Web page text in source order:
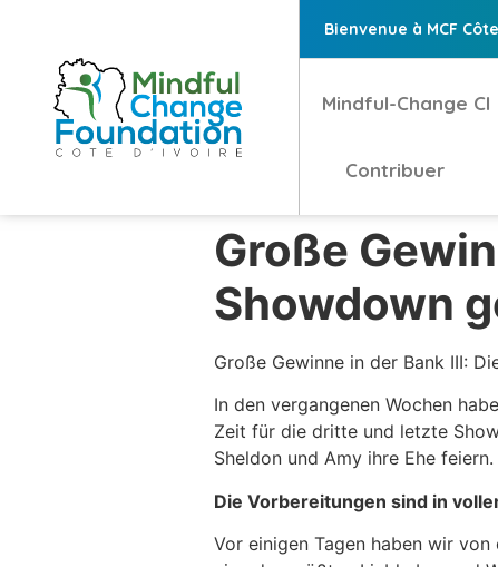
Bienvenue à MCF
Mindful-Change CI
Contribuer
Große
Showdown
Große Gewinne in der Bank III:
In den vergangenen Wochen
Zeit für die dritte und letzte
Sheldon und Amy ihre Ehe feiern.
Die Vorbereitungen sind in
Vor einigen Tagen haben wir